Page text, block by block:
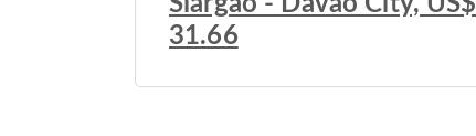
31.66